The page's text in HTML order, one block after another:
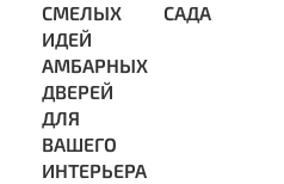
СМЕЛЫХ
ИДЕЙ
АМБАРНЫХ
ДВЕРЕЙ
ДЛЯ
ВАШЕГО
ИНТЕРЬЕРА
САДА